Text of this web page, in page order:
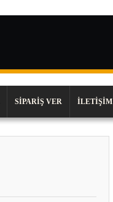
SIPARIŞ VER İLETIŞIM